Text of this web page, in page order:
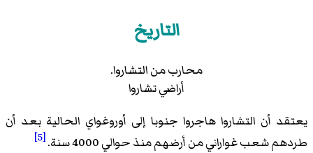
التاريخ
محارب من التشاروا.
أراضي تشاروا
يعتقد أن التشاروا هاجروا جنوبا إلى أوروغواي الحالية بعد أن
طردهم شعب غواراني من أرضهم منذ حوالي 4000 سنة.
[5]